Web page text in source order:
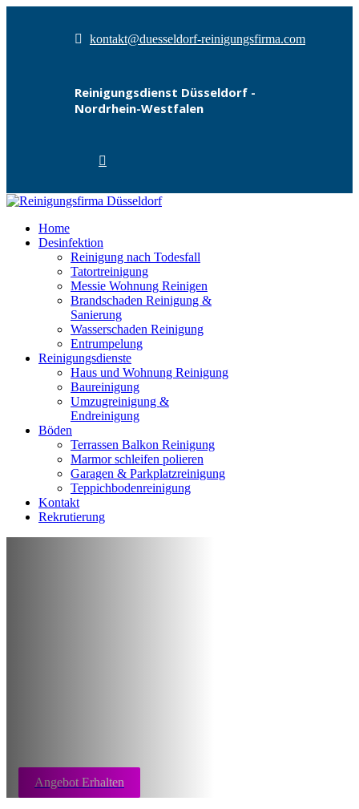
kontakt@duesseldorf-reinigungsfirma.com
Reinigungsdienst Düsseldorf -
Nordrhein-Westfalen
Home
Desinfektion
Reinigung nach Todesfall
Tatortreinigung
Messie Wohnung Reinigen
Brandschaden Reinigung &
Sanierung
Wasserschaden Reinigung
Entrumpelung
Reinigungsdienste
Haus und Wohnung Reinigung
Baureinigung
Umzugreinigung &
Endreinigung
Böden
Terrassen Balkon Reinigung
Marmor schleifen polieren
Garagen & Parkplatzreinigung
Teppichbodenreinigung
Kontakt
Rekrutierung
Angebot Erhalten